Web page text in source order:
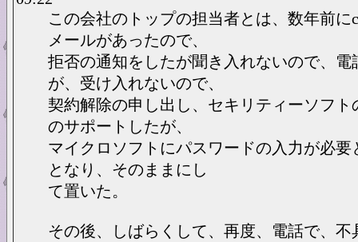
この会社のトップの担当者とは、数年前に
メールがあったので、
拒否の通知をしたが聞き入れないので、電
が、受け入れないので、
契約解除の申し出し、セキリティーソフト
のサポートしたが、
マイクロソフトにパスワードの入力が必要
となり、そのままにし
て置いた。
その後、しばらくして、再度、電話で、不